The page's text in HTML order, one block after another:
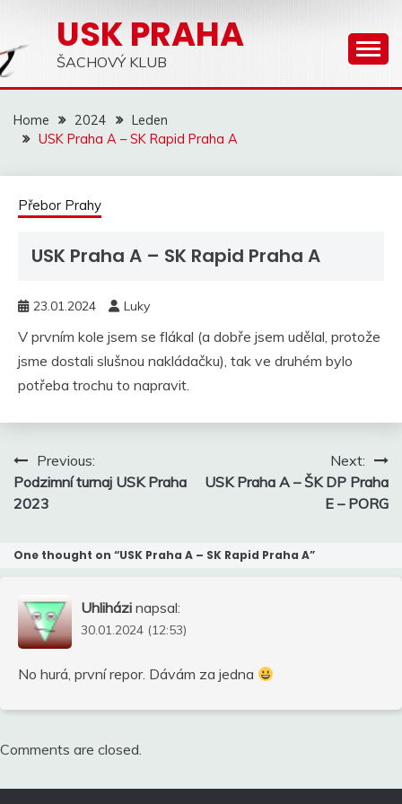
content
USK PRAHA
ŠACHOVÝ KLUB
Home 2024
Leden
USK Praha A – SK Rapid Praha A
Přebor Prahy
USK Praha A – SK Rapid Praha A
23.01.2024 Luky
V prvním kole jsem se flákal (a dobře jsem udělal, protože
jsme dostali slušnou nakládačku), tak ve druhém bylo
potřeba trochu to napravit.
Navigace
příspěvek
Previous:
Podzimní turnaj USK Praha
2023
Next:
USK Praha A – ŠK DP Praha
E – PORG
One thought on “USK Praha A – SK Rapid Praha A”
Uhliházi napsal:
30.01.2024 (12:53)
No hurá, první repor. Dávám za jedna
Comments are closed.